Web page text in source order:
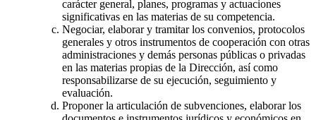
carácter general, planes, programas y actuaciones
significativas en las materias de su competencia.
Negociar, elaborar y tramitar los convenios, protocolos
generales y otros instrumentos de cooperación con otras
administraciones y demás personas públicas o privadas
en las materias propias de la Dirección, así como
responsabilizarse de su ejecución, seguimiento y
evaluación.
Proponer la articulación de subvenciones, elaborar los